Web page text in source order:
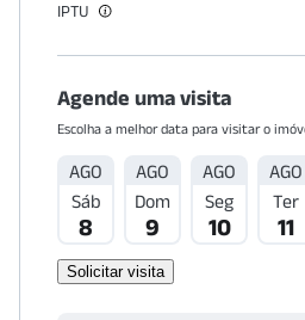
IPTU
Agende uma visita
Escolha a melhor data para visitar o
AGO
Sáb
8
AGO
Dom
9
AGO
Seg
10
AGO
Ter
11
Solicitar visita